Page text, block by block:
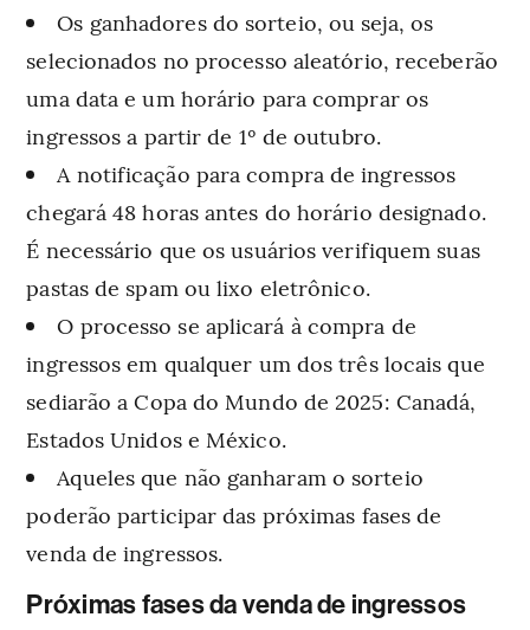
Os ganhadores do sorteio, ou seja, os
selecionados no processo aleatório, receberão
uma data e um horário para comprar os
ingressos a partir de 1º de outubro.
A notificação para compra de ingressos
chegará 48 horas antes do horário designado.
É necessário que os usuários verifiquem suas
pastas de spam ou lixo eletrônico.
O processo se aplicará à compra de
ingressos em qualquer um dos três locais que
sediarão a Copa do Mundo de 2025: Canadá,
Estados Unidos e México.
Aqueles que não ganharam o sorteio
poderão participar das próximas fases de
venda de ingressos.
Próximas fases da venda de ingressos